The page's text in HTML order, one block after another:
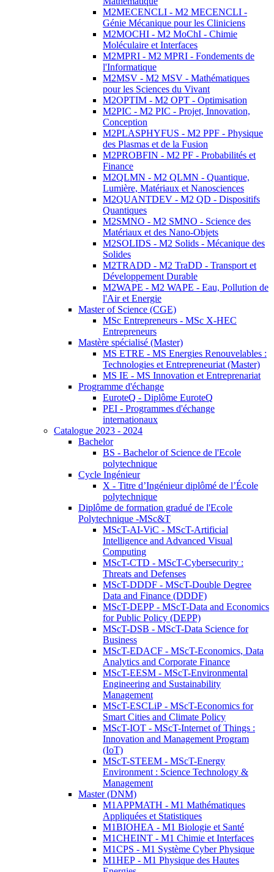
M2MECENCLI - M2 MECENCLI -
Génie Mécanique pour les Cliniciens
M2MOCHI - M2 MoChI - Chimie
Moléculaire et Interfaces
M2MPRI - M2 MPRI - Fondements de
l'Informatique
M2MSV - M2 MSV - Mathématiques
pour les Sciences du Vivant
M2OPTIM - M2 OPT - Optimisation
M2PIC - M2 PIC - Projet, Innovation,
Conception
M2PLASPHYFUS - M2 PPF - Physique
des Plasmas et de la Fusion
M2PROBFIN - M2 PF - Probabilités et
Finance
M2QLMN - M2 QLMN - Quantique,
Lumière, Matériaux et Nanosciences
M2QUANTDEV - M2 QD - Dispositifs
Quantiques
M2SMNO - M2 SMNO - Science des
Matériaux et des Nano-Objets
M2SOLIDS - M2 Solids - Mécanique des
Solides
M2TRADD - M2 TraDD - Transport et
Développement Durable
M2WAPE - M2 WAPE - Eau, Pollution de
l'Air et Energie
Master of Science (CGE)
MSc Entrepreneurs - MSc X-HEC
Entrepreneurs
Mastère spécialisé (Master)
MS ETRE - MS Energies Renouvelables :
Technologies et Entrepreneuriat (Master)
MS IE - MS Innovation et Entreprenariat
Programme d'échange
EuroteQ - Diplôme EuroteQ
PEI - Programmes d'échange
internationaux
Catalogue 2023 - 2024
Bachelor
BS - Bachelor of Science de l'Ecole
polytechnique
Cycle Ingénieur
X - Titre d’Ingénieur diplômé de l’École
polytechnique
Diplôme de formation gradué de l'Ecole
Polytechnique -MSc&T
MScT-AI-ViC - MScT-Artificial
Intelligence and Advanced Visual
Computing
MScT-CTD - MScT-Cybersecurity :
Threats and Defenses
MScT-DDDF - MScT-Double Degree
Data and Finance (DDDF)
MScT-DEPP - MScT-Data and Economics
for Public Policy (DEPP)
MScT-DSB - MScT-Data Science for
Business
MScT-EDACF - MScT-Economics, Data
Analytics and Corporate Finance
MScT-EESM - MScT-Environmental
Engineering and Sustainability
Management
MScT-ESCLiP - MScT-Economics for
Smart Cities and Climate Policy
MScT-IOT - MScT-Internet of Things :
Innovation and Management Program
(IoT)
MScT-STEEM - MScT-Energy
Environment : Science Technology &
Management
Master (DNM)
M1APPMATH - M1 Mathématiques
Appliquées et Statistiques
M1BIOHEA - M1 Biologie et Santé
M1CHEINT - M1 Chimie et Interfaces
M1CPS - M1 Système Cyber Physique
M1HEP - M1 Physique des Hautes